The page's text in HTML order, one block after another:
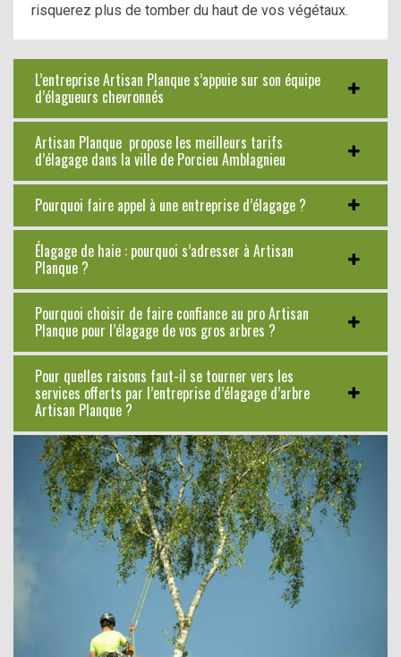
risquerez plus de tomber du haut de vos végétaux.
L’entreprise Artisan Planque s’appuie sur son équipe
d’élagueurs chevronnés
Artisan Planque propose les meilleurs tarifs
d’élagage dans la ville de Porcieu Amblagnieu
Pourquoi faire appel à une entreprise d’élagage ?
Élagage de haie : pourquoi s’adresser à Artisan
Planque ?
Pourquoi choisir de faire confiance au pro Artisan
Planque pour l’élagage de vos gros arbres ?
Pour quelles raisons faut-il se tourner vers les
services offerts par l’entreprise d’élagage d’arbre
Artisan Planque ?